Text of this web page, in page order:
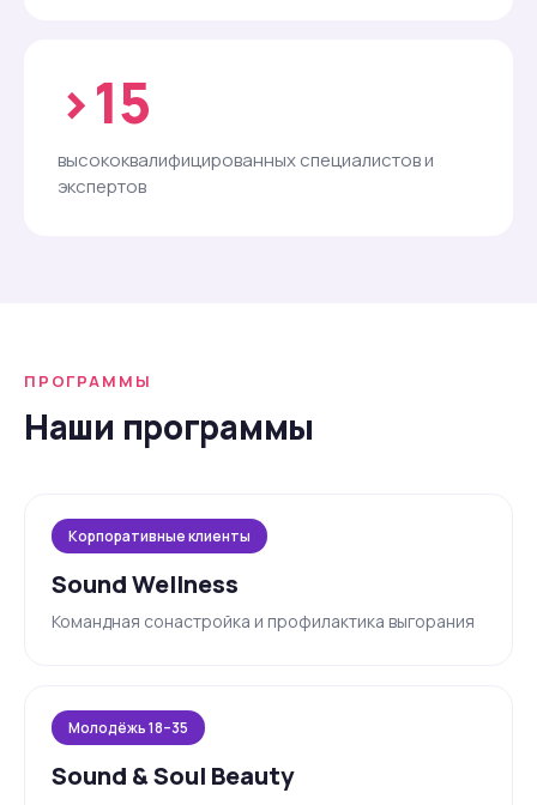
›15
высококвалифицированных специалистов и
экспертов
ПРОГРАММЫ
Наши программы
Корпоративные клиенты
Sound Wellness
Командная сонастройка и профилактика выгорания
Молодёжь 18–35
Sound & Soul Beauty